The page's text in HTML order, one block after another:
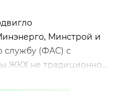
Минстрой и
службу (ФАС) с
ЖКХ не традиционно...